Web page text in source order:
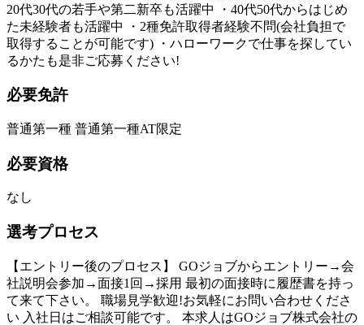
20代30代の若手や第二新卒も活躍中 ・40代50代からはじめ
た未経験者も活躍中 ・2種免許取得者経験不問(会社負担で
取得することが可能です) ・ハローワークで仕事を探してい
るかたも是非ご応募ください!
必要免許
普通第一種 普通第一種AT限定
必要資格
なし
選考プロセス
【エントリー後のプロセス】 GOジョブからエントリー→会
社説明会参加→面接1回→採用 最初の面接時に履歴書を持っ
て来て下さい。 職場見学歓迎!お気軽にお問い合わせくださ
い 入社日はご相談可能です。 本求人はGOジョブ株式会社の